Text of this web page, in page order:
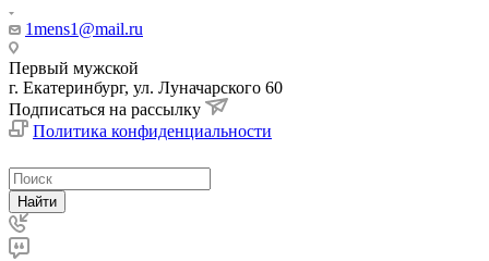
1mens1@mail.ru
Первый мужской
г. Екатеринбург, ул. Луначарского 60
Подписаться на рассылку
Политика конфиденциальности
Найти